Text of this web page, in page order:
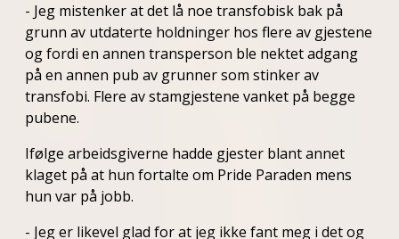
- Jeg mistenker at det lå noe transfobisk bak på
grunn av utdaterte holdninger hos flere av gjestene
og fordi en annen transperson ble nektet adgang
på en annen pub av grunner som stinker av
transfobi. Flere av stamgjestene vanket på begge
pubene.
Ifølge arbeidsgiverne hadde gjester blant annet
klaget på at hun fortalte om Pride Paraden mens
hun var på jobb.
- Jeg er likevel glad for at jeg ikke fant meg i det og